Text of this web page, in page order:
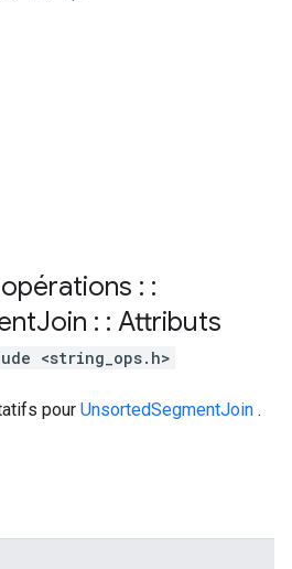
: :
Join : : Attributs
<string_ops.h>
pour UnsortedSegmentJoin .